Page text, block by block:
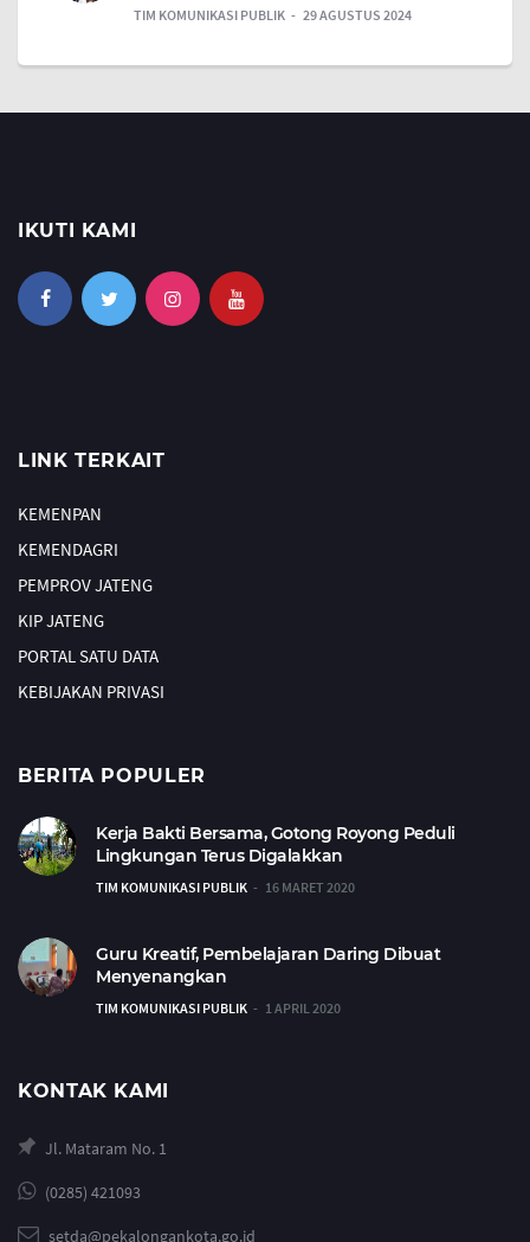
TIM KOMUNIKASI PUBLIK 29 AGUSTUS 2024
IKUTI KAMI
LINK TERKAIT
KEMENPAN
KEMENDAGRI
PEMPROV JATENG
KIP JATENG
PORTAL SATU DATA
KEBIJAKAN PRIVASI
BERITA POPULER
Kerja Bakti Bersama, Gotong Royong Peduli
Lingkungan Terus Digalakkan
TIM KOMUNIKASI PUBLIK 16 MARET 2020
Guru Kreatif, Pembelajaran Daring Dibuat
Menyenangkan
TIM KOMUNIKASI PUBLIK 1 APRIL 2020
KONTAK KAMI
Jl. Mataram No. 1
(0285) 421093
setda@pekalongankota.go.id